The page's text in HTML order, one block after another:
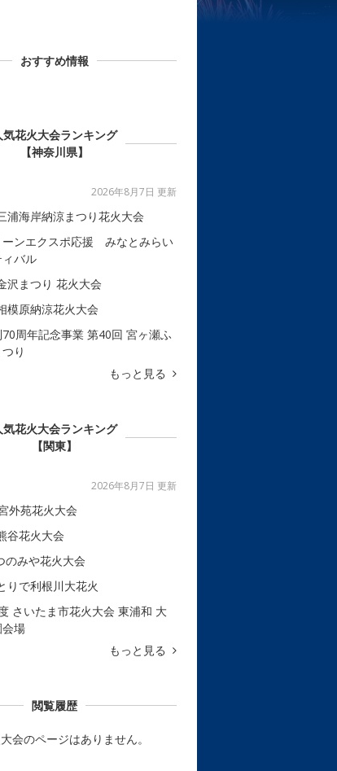
おすすめ情報
気花火大会ランキング
【神奈川県】
2026年8月7日 更新
浦海岸納涼まつり花火大会
ーンエクスポ応援 みなとみらい
バル
沢まつり 花火大会
模原納涼花火大会
周年記念事業 第40回 宮ヶ瀬ふ
り
もっと見る
気花火大会ランキング
【関東】
2026年8月7日 更新
外苑花火大会
谷花火大会
のみや花火大会
りで利根川大花火
さいたま市花火大会 東浦和 大
場
もっと見る
閲覧履歴
会のページはありません。